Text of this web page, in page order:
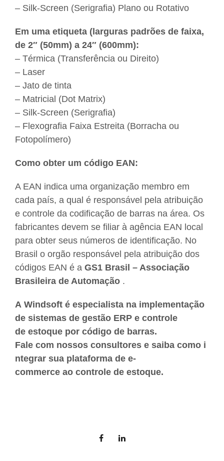
– Silk-Screen (Serigrafia) Plano ou Rotativo
Em uma etiqueta (larguras padrões de faixa,
de 2″ (50mm) a 24″ (600mm):
– Térmica (Transferência ou Direito)
– Laser
– Jato de tinta
– Matricial (Dot Matrix)
– Silk-Screen (Serigrafia)
– Flexografia Faixa Estreita (Borracha ou
Fotopolímero)
Como obter um código EAN:
A EAN indica uma organização membro em
cada país, a qual é responsável pela atribuição
e controle da codificação de barras na área. Os
fabricantes devem se filiar à agência EAN local
para obter seus números de identificação. No
Brasil o orgão responsável pela atribuição dos
códigos EAN é a GS1 Brasil – Associação
Brasileira de Automação .
A Windsoft é especialista na implementação
de sistemas de gestão ERP e controle
de estoque por código de barras.
Fale com nossos consultores e saiba como i
ntegrar sua plataforma de e-
commerce ao controle de estoque.